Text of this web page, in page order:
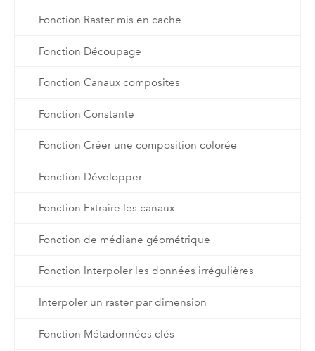
Fonction Raster mis en cache
Fonction Découpage
Fonction Canaux composites
Fonction Constante
Fonction Créer une composition colorée
Fonction Développer
Fonction Extraire les canaux
Fonction de médiane géométrique
Fonction Interpoler les données irrégulières
Interpoler un raster par dimension
Fonction Métadonnées clés